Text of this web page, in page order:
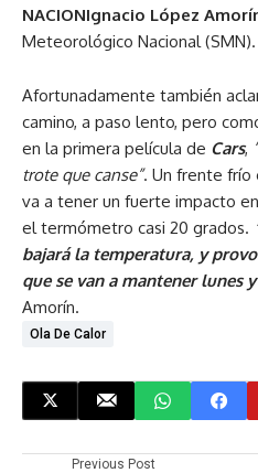
NACIONIgnacio López
Meteorológico Nacional (SMN).
Afortunadamente también
camino, a paso lento, pero
en la primera película de Cars,
trote que canse”. Un frente frío
va a tener un fuerte impacto
el termómetro casi 20 grados.
bajará la temperatura, y
que se van a mantener lunes
Amorín.
Ola De Calor
Previous Post